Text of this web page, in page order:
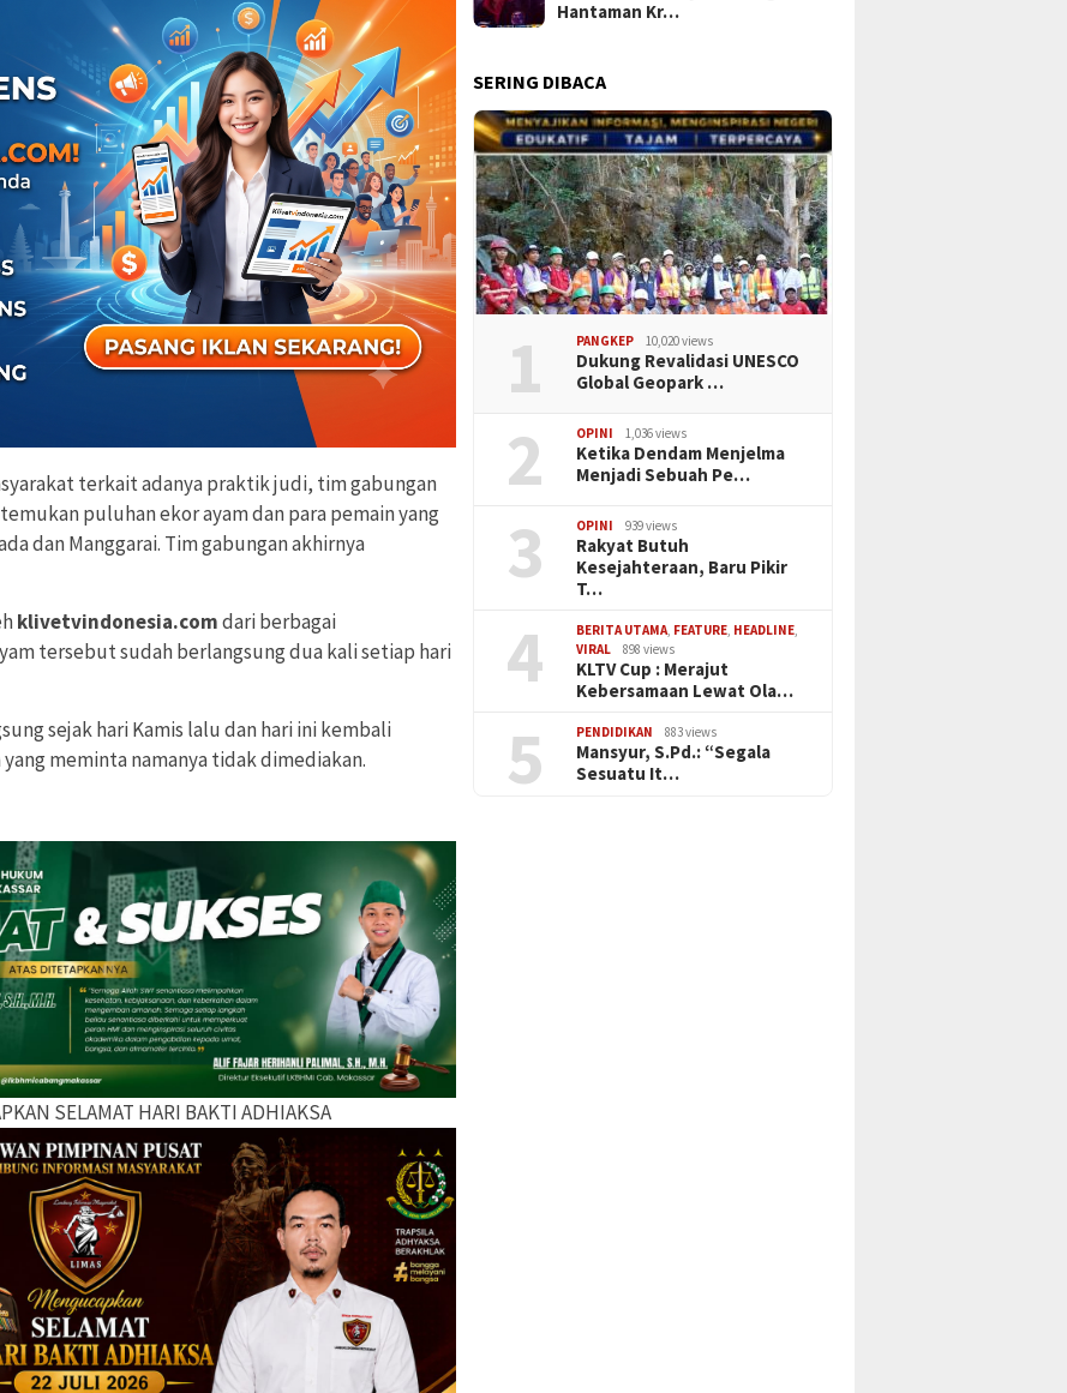
terkait adanya praktik judi, tim gabungan
puluhan ekor ayam dan para pemain yang
dan Manggarai. Tim gabungan akhirnya
klivetvindonesia.comdari berbagai
tersebut sudah berlangsung dua kali setiap hari
sejak hari Kamis lalu dan hari ini kembali
meminta namanya tidak dimediakan.
SELAMAT HARI BAKTI ADHIAKSA
Hantaman Kr…
SERING DIBACA
1 PANGKEP 10,020 views
Dukung Revalidasi UNESCO
Global Geopark …
2 OPINI 1,036 views
Ketika Dendam Menjelma
Menjadi Sebuah Pe…
3 OPINI 939 views
Rakyat Butuh
Kesejahteraan, Baru Pikir
T…
4 BERITA UTAMA, FEATURE, HEADLINE,
VIRAL
898 views
KLTV Cup : Merajut
Kebersamaan Lewat Ola…
5 PENDIDIKAN 883 views
Mansyur, S.Pd.: “Segala
Sesuatu It…